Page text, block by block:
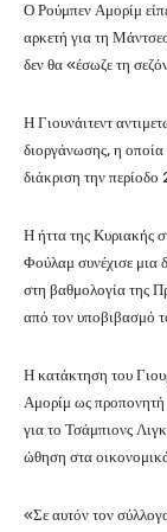
Ο Ρούμπεν Αμορίμ
αρκετή για τη
δεν θα «έσωζε τη
Η Γιουνάιτεντ
διοργάνωσης, η οποία
διάκριση την
Η ήττα της Κυριακής
Φούλαμ συνέχισε μια
στη βαθμολογία της
από τον υποβιβασμό
Η κατάκτηση του
Αμορίμ ως προπονητή
για το Τσάμπιονς
ώθηση στα
«Σε αυτόν τον